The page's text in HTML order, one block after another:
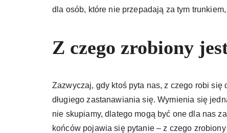
dla osób, które nie przepadają za tym
Z czego zrobiony
Zazwyczaj, gdy ktoś pyta nas, z czego robi
długiego zastanawiania się. Wymienia się
nie skupiamy, dlatego mogą być one dla nas
końców pojawia się pytanie – z czego